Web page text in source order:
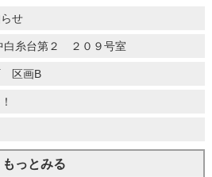
せ
白糸台第２ ２０９号室
区画B
もっとみる